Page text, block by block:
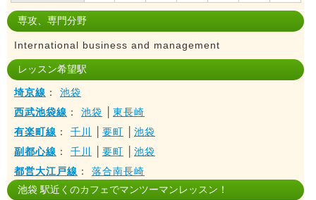
専攻、専門分野
International business and management
レッスン希望駅
埼京線 ： 池袋
西武池袋線 ： 池袋
東長崎
有楽町線 ： 千川 要町
池袋
副都心線 ： 千川 要町
池袋
都営大江戸線 ： 落合南長崎
池袋 駅近くのカフェでマンツーマンレッスン！